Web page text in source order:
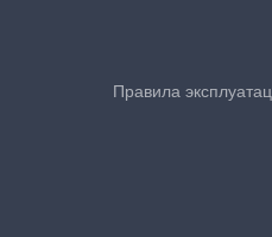
Правила